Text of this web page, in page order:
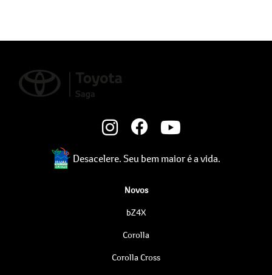
Desacelere. Seu bem maior é a vida.
Novos
bZ4X
Corolla
Corolla Cross